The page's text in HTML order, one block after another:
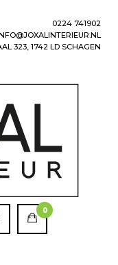
0224 741902
323, 1742 LD SCHAGEN
0